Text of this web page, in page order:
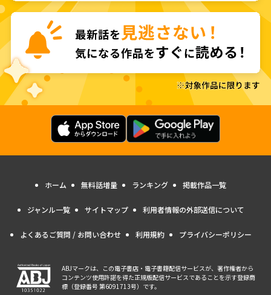
ホーム 無料話増量 ランキング 掲載作品一覧
ジャンル一覧 サイトマップ 利用者情報の外部送信について
よくあるご質問 / お問い合わせ 利用規約 プライバシーポリシー
ABJマークは、この電子書店・電子書籍配信サービスが、著作権者から
コンテンツ使用許諾を得た正規版配信サービスであることを示す登録商
標（登録番号 第6091713号）です。